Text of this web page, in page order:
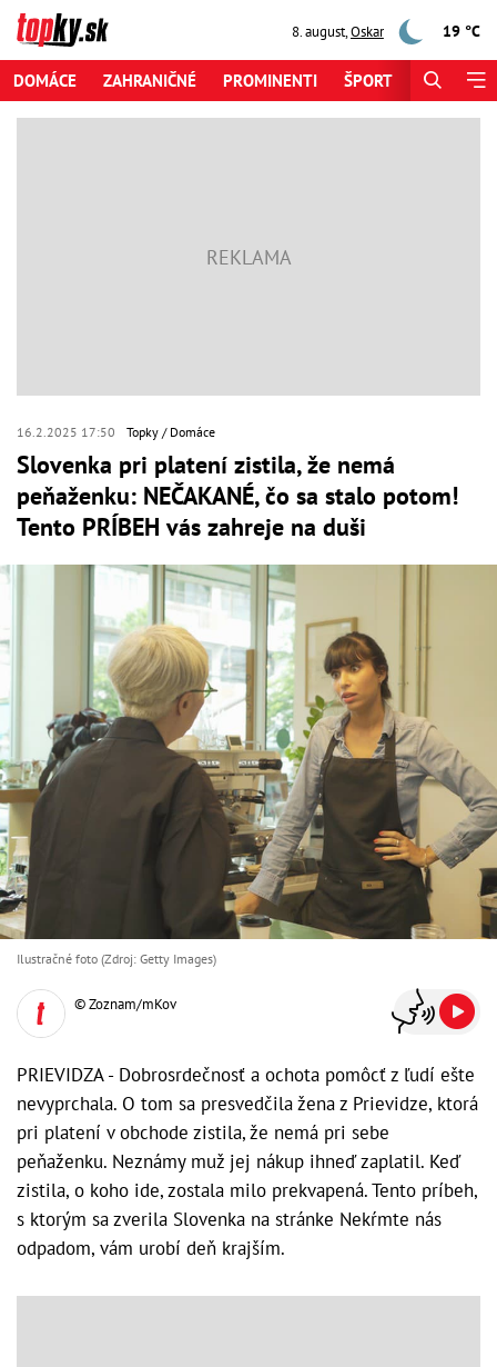
8. august,Oskar 19 °C
DOMÁCE ZAHRANIČNÉ PROMINENTI ŠPORT
16.2.2025 17:50 Topky Domáce
Slovenka pri platení zistila, že nemá
peňaženku: NEČAKANÉ, čo sa stalo potom!
Tento PRÍBEH vás zahreje na duši
Ilustračné foto (Zdroj: Getty Images)
© Zoznam/mKov
PRIEVIDZA - Dobrosrdečnosť a ochota pomôcť z ľudí ešte
nevyprchala. O tom sa presvedčila žena z Prievidze, ktorá
pri platení v obchode zistila, že nemá pri sebe
peňaženku. Neznámy muž jej nákup ihneď zaplatil. Keď
zistila, o koho ide, zostala milo prekvapená. Tento príbeh,
s ktorým sa zverila Slovenka na stránke Nekŕmte nás
odpadom, vám urobí deň krajším.